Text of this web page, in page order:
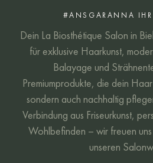
#ANSGARANNA
Dein La Biosthétique Salon in
für exklusive Haarkunst,
Balayage und
Premiumprodukte, die dein
sondern auch nachhaltig
Verbindung aus Friseurkunst,
Wohlbefinden – wir freuen
unseren